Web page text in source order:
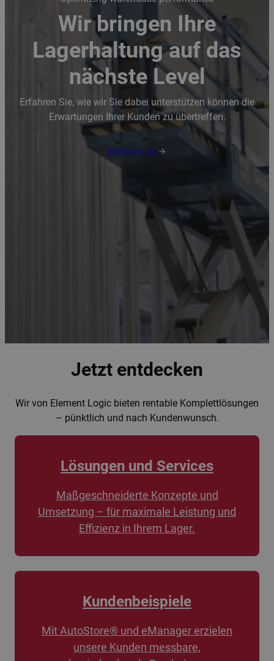
Wir bringen Ihre
Lagerhaltung auf das
nächste Level
Erfahren Sie, wie wir Sie dabei unterstützen können die
Erwartungen Ihrer Kunden zu übertreffen.
Weiterlesen
Jetzt entdecken
Wir von Element Logic bieten rentable Komplettlösungen
– pünktlich und nach Kundenwunsch.
Lösungen und Services
Maßgeschneiderte Konzepte und
Umsetzung – für maximale Leistung und
Effizienz in Ihrem Lager.
Kundenbeispiele
Mit AutoStore® und eManager erzielen
unsere Kunden messbare,